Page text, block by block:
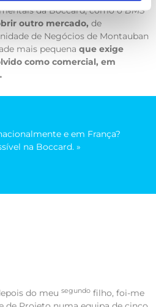
da Boccard, como oBMS²
outro mercado, de
de Negócios de Montauban
mais pequena que exige
como comercial, em
e em França?
na Boccard. »
do meu segundo filho, foi-me